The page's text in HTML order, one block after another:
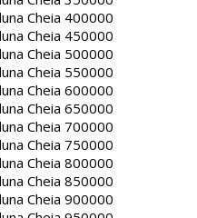
Cheia 400000
Cheia 450000
Cheia 500000
Cheia 550000
Cheia 600000
Cheia 650000
Cheia 700000
Cheia 750000
Cheia 800000
Cheia 850000
Cheia 900000